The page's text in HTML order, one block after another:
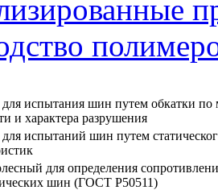
испытания шин путем обкатки по
и характера разрушения
испытаний шин путем
для определения
шин (ГОСТ Р50511)